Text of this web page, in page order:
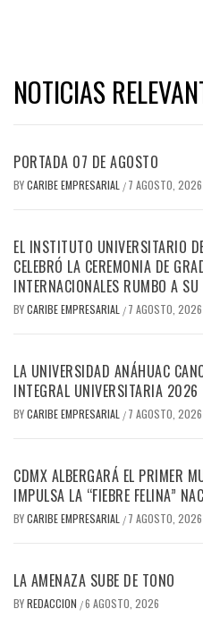
NOTICIAS
PORTADA 07 DE AGOSTO
BYCARIBE EMPRESARIAL / 7 AGOSTO, 2026
EL INSTITUTO UNIVERSITARIO
CELEBRÓ LA CEREMONIA DE
INTERNACIONALES RUMBO A
BYCARIBE EMPRESARIAL / 7 AGOSTO, 2026
LA UNIVERSIDAD ANÁHUAC
INTEGRAL UNIVERSITARIA 2026
BYCARIBE EMPRESARIAL / 7 AGOSTO, 2026
CDMX ALBERGARÁ EL PRIMER
IMPULSA LA “FIEBRE FELINA”
BYCARIBE EMPRESARIAL / 7 AGOSTO, 2026
LA AMENAZA SUBE DE TONO
BYREDACCION /6 AGOSTO, 2026